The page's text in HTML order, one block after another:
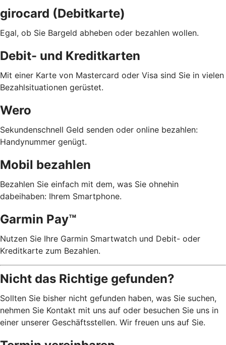
girocard (Debitkarte)
Egal, ob Sie Bargeld abheben oder bezahlen wollen.
Debit- und Kreditkarten
Mit einer Karte von Mastercard oder Visa sind Sie in vielen
Bezahlsituationen gerüstet.
Wero
Sekundenschnell Geld senden oder online bezahlen:
Handynummer genügt.
Mobil bezahlen
Bezahlen Sie einfach mit dem, was Sie ohnehin
dabeihaben: Ihrem Smartphone.
Garmin Pay™
Nutzen Sie Ihre Garmin Smartwatch und Debit- oder
Kreditkarte zum Bezahlen.
Nicht das Richtige gefunden?
Sollten Sie bisher nicht gefunden haben, was Sie suchen,
nehmen Sie Kontakt mit uns auf oder besuchen Sie uns in
einer unserer Geschäftsstellen. Wir freuen uns auf Sie.